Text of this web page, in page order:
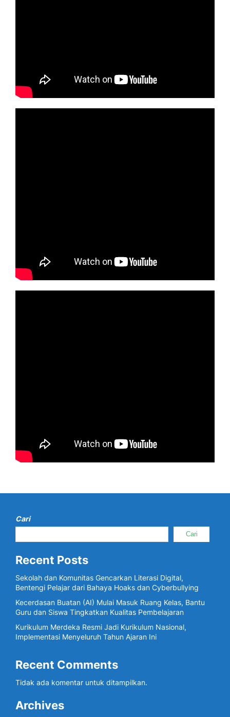
Cari
Cari
Recent Posts
Sekolah dan Komunitas Gencarkan Literasi Digital,
Bentengi Pelajar dari Bahaya Hoaks dan Cyberbullying
Kecerdasan Buatan (AI) Mulai Masuk Ruang Kelas, Bantu
Guru dan Siswa Tingkatkan Kualitas Pembelajaran
Kurikulum Merdeka Resmi Jadi Kurikulum Nasional,
Implementasi Menyeluruh Tahun Ajaran Ini
Recent Comments
Tidak ada komentar untuk ditampilkan.
Archives